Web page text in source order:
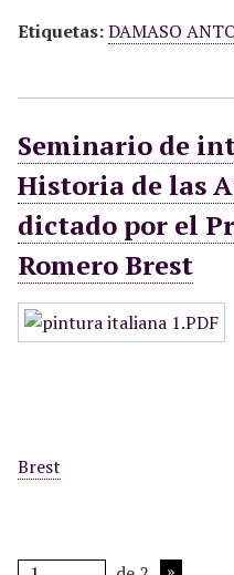
Etiquetas:DAMASO
Seminario de
Historia de las
dictado por el
Romero Brest
Brest